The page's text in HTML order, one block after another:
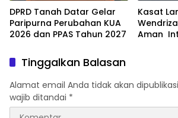
DPRD Tanah Datar Gelar
Paripurna Perubahan KUA
2026 dan PPAS Tahun 2027
Kasat
Aman
Tinggalkan Balasan
Alamat email Anda tidak akan
wajib ditandai *